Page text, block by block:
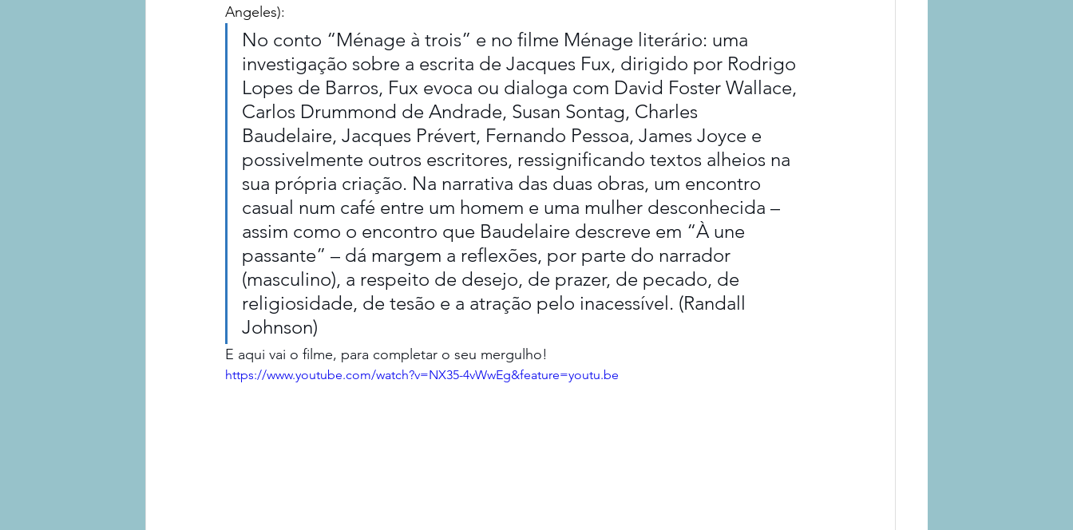
Angeles):
No conto “Ménage à trois” e no filme Ménage literário: uma
investigação sobre a escrita de Jacques Fux, dirigido por Rodrigo
Lopes de Barros, Fux evoca ou dialoga com David Foster Wallace,
Carlos Drummond de Andrade, Susan Sontag, Charles
Baudelaire, Jacques Prévert, Fernando Pessoa, James Joyce e
possivelmente outros escritores, ressignificando textos alheios na
sua própria criação. Na narrativa das duas obras, um encontro
casual num café entre um homem e uma mulher desconhecida –
assim como o encontro que Baudelaire descreve em “À une
passante” – dá margem a reflexões, por parte do narrador
(masculino), a respeito de desejo, de prazer, de pecado, de
religiosidade, de tesão e a atração pelo inacessível. (Randall
Johnson)
E aqui vai o filme, para completar o seu mergulho!
https://www.youtube.com/watch?v=NX35-4vWwEg&feature=youtu.be